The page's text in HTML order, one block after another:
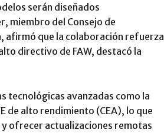
serán diseñados
miembro del Consejo de
afirmó que la colaboración refuerza
directivo de FAW, destacó la
tecnológicas avanzadas como la
de alto rendimiento (CEA), lo que
ofrecer actualizaciones remotas